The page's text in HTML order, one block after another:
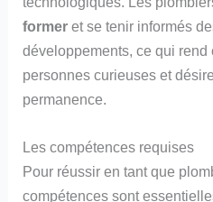
former et se tenir informés
développements, ce qui
personnes curieuses et
permanence.
Les compétences requises
Pour réussir en tant que
compétences sont